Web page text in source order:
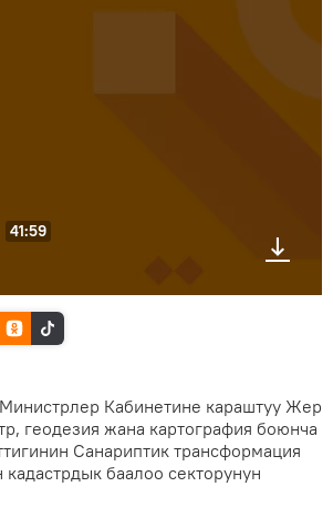
41:59
Кабинетине караштуу Жер
геодезия жана картография боюнча
Санариптик трансформация
баалоо секторунун